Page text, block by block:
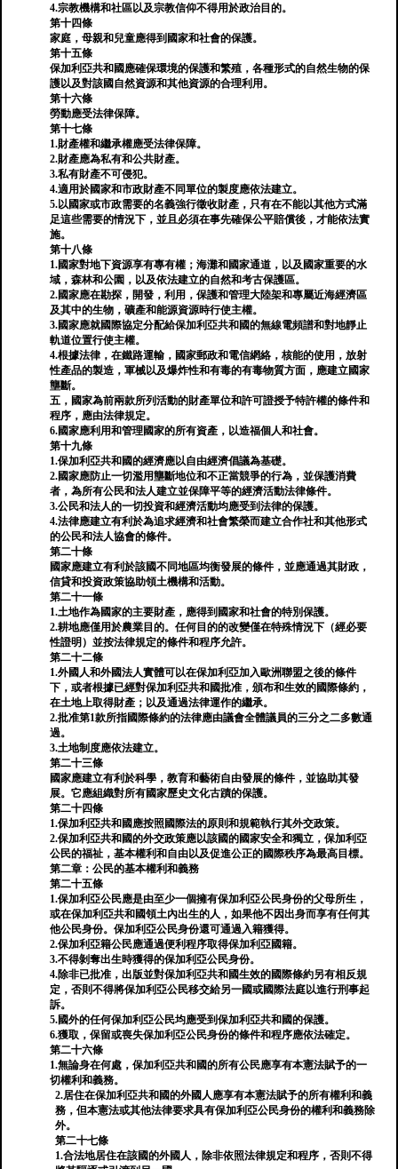
4.宗教機構和社區以及宗教信仰不得用於政治目的。
第十四條
家庭，母親和兒童應得到國家和社會的保護。
第十五條
保加利亞共和國應確保環境的保護和繁殖，各種形式的自然生物的保
護以及對該國自然資源和其他資源的合理利用。
第十六條
勞動應受法律保障。
第十七條
1.財產權和繼承權應受法律保障。
2.財產應為私有和公共財產。
3.私有財產不可侵犯。
4.適用於國家和市政財產不同單位的製度應​​依法建立。
5.以國家或市政需要的名義強行徵收財產，只有在不能以其他方式滿
足這些需要的情況下，並且必須在事先確保公平賠償後，才能依法實
施。
第十八條
1.國家對地下資源享有專有權；海灘和國家通道，以及國家重要的水
域，森林和公園，以及依法建立的自然和考古保護區。
2.國家應在勘探，開發，利用，保護和管理大陸架和專屬近海經濟區
及其中的生物，礦產和能源資源時行使主權。
3.國家應就國際協定分配給保加利亞共和國的無線電頻譜和對地靜止
軌道位置行使主權。
4.根據法律，在鐵路運輸，國家郵政和電信網絡，核能的使用，放射
性產品的製造，軍械以及爆炸性和有毒的有毒物質方面，應建立國家
壟斷。
五，國家為前兩款所列活動的財產單位和許可證授予特許權的條件和
程序，應由法律規定。
6.國家應利用和管理國家的所有資產，以造福個人和社會。
第十九條
1.保加利亞共和國的經濟應以自由經濟倡議為基礎。
2.國家應防止一切濫用壟斷地位和不正當競爭的行為，並保護消費
者，為所有公民和法人建立並保障平等的經濟活動法律條件。
3.公民和法人的一切投資和經濟活動均應受到法律的保護。
4.法律應建立有利於為追求經濟和社會繁榮而建立合作社和其他形式
的公民和法人協會的條件。
第二十條
國家應建立有利於該國不同地區均衡發展的條件，並應通過其財政，
信貸和投資政策協助領土機構和活動。
第二十一條
1.土地作為國家的主要財產，應得到國家和社會的特別保護。
2.耕地應僅用於農業目的。任何目的的改變僅在特殊情況下（經必要
性證明）並按法律規定的條件和程序允許。
第二十二條
1.外國人和外國法人實體可以在保加利亞加入歐洲聯盟之後的條件
下，或者根據已經對保加利亞共和國批准，頒布和生效的國際條約，
在土地上取得財產；以及通過法律運作的繼承。
2.批准第1款所指國際條約的法律應由議會全體議員的三分之二多數通
過。
3.土地制度應依法建立。
第二十三條
國家應建立有利於科學，教育和藝術自由發展的條件，並協助其發
展。它應組織對所有國家歷史文化古蹟的保護。
第二十四條
1.保加利亞共和國應按照國際法的原則和規範執行其外交政策。
2.保加利亞共和國的外交政策應以該國的國家安全和獨立，保加利亞
公民的福祉，基本權利和自由以及促進公正的國際秩序為最高目標。
第二章：公民的基本權利和義務
第二十五條
1.保加利亞公民應是由至少一個擁有保加利亞公民身份的父母所生，
或在保加利亞共和國領土內出生的人，如果他不因出身而享有任何其
他公民身份。保加利亞公民身份還可通過入籍獲得。
2.保加利亞籍公民應通過便利程序取得保加利亞國籍。
3.不得剝奪出生時獲得的保加利亞公民身份。
4.除非已批准，出版並對保加利亞共和國生效的國際條約另有相反規
定，否則不得將保加利亞公民移交給另一國或國際法庭以進行刑事起
訴。
5.國外的任何保加利亞公民均應受到保加利亞共和國的保護。
6.獲取，保留或喪失保加利亞公民身份的條件和程序應依法確定。
第二十六條
1.無論身在何處，保加利亞共和國的所有公民應享有本憲法賦予的一
切權利和義務。
2.居住在保加利亞共和國的外國人應享有本憲法賦予的所有權利和義
務，但本憲法或其他法律要求具有保加利亞公民身份的權利和義務除
外。
第二十七條
1.合法地居住在該國的外國人，除非依照法律規定和程序，否則不得